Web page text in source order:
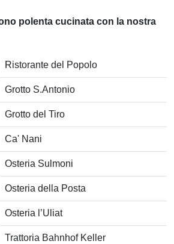
polenta cucinata con la nostra
Ristorante del Popolo
Grotto S.Antonio
Grotto del Tiro
Ca' Nani
Osteria Sulmoni
Osteria della Posta
Osteria l’Uliat
Trattoria Bahnhof Keller